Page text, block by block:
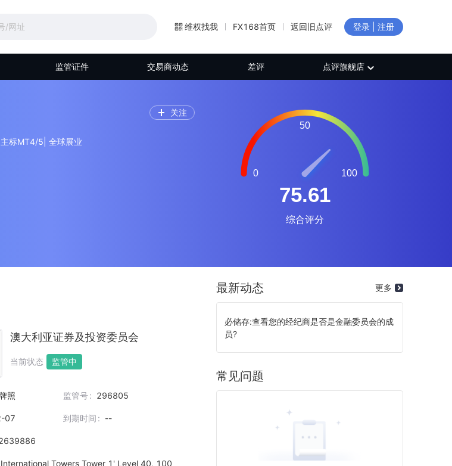
维权找我 FX168首页 返回旧点评 登录 | 注册
监管证件 交易商动态 差评 点评旗舰店
关注
标MT4/5| 全球展业
澳大利亚证券及投资委员会
当前状态 监管中
照 监管号 296805
07 到期时间 --
Towers Tower 1' Level 40, 100
最新动态 更多
必储存:查看您的经纪商是否是金融委员会的成
员?
常见问题